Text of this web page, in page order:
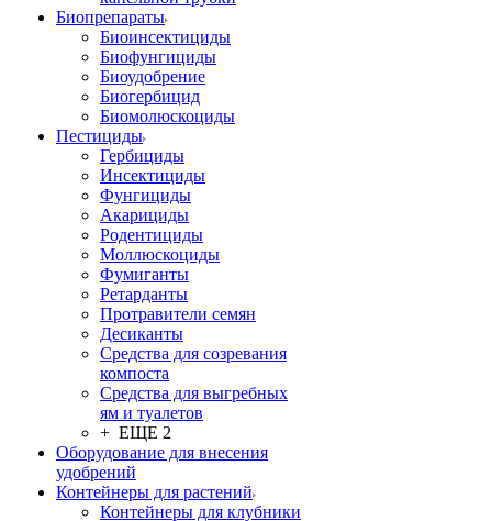
Биопрепараты
Биоинсектициды
Биофунгициды
Биоудобрение
Биогербицид
Биомолюскоциды
Пестициды
Гербициды
Инсектициды
Фунгициды
Акарициды
Родентициды
Моллюскоциды
Фумиганты
Ретарданты
Протравители семян
Десиканты
Средства для созревания
компоста
Средства для выгребных
ям и туалетов
+ ЕЩЕ 2
Оборудование для внесения
удобрений
Контейнеры для растений
Контейнеры для клубники